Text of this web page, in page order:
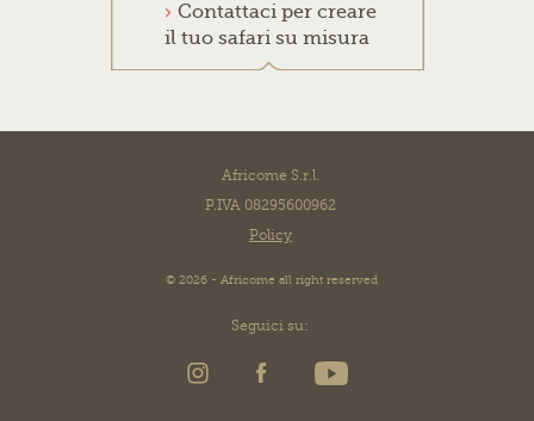
Contattaci per creare
il tuo safari su misura
Seguici su:
Africome S.r.l.
P.IVA 08295600962
Policy
© 2026 - Africome all right reserved